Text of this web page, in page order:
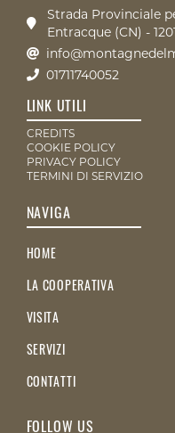
Strada Provinciale
Entracque (CN) -
01711740052
LINK UTILI
CREDITS
COOKIE POLICY
PRIVACY POLICY
TERMINI DI SERVIZIO
NAVIGA
HOME
LA COOPERATIVA
VISITA
SERVIZI
CONTATTI
FOLLOW US